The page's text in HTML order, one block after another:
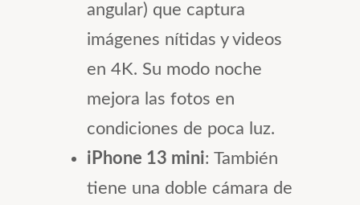
angular) que captura
imágenes nítidas y videos
en 4K. Su modo noche
mejora las fotos en
condiciones de poca luz.
iPhone 13 mini: También
tiene una doble cámara de